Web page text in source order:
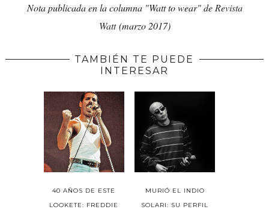
Nota publicada en la columna "Watt to wear" de Revista
Watt(marzo 2017)
TAMBIÉN TE PUEDE
INTERESAR
40 AÑOS DE ESTE
LOOKETE: FREDDIE
MURIÓ EL INDIO
SOLARI: SU PERFIL